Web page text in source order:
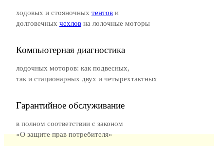
ходовых и стояночных тентов и
долговечных чехлов на лолочные моторы
Компьютерная диагностика
лодочных моторов: как подвесных,
так и стационарных двух и четырехтактных
Гарантийное обслуживание
в полном соответствии с законом
«О защите прав потребителя»